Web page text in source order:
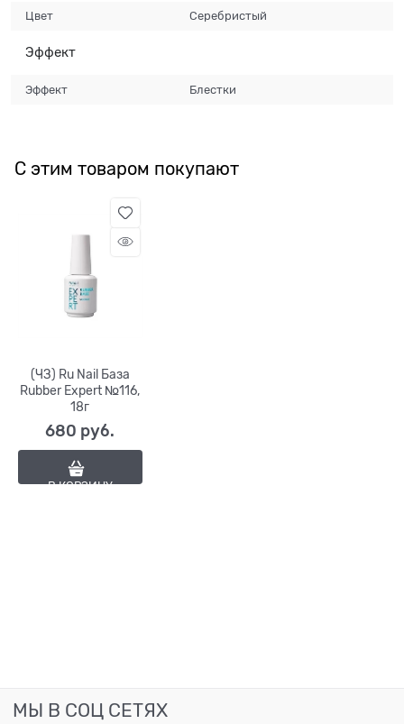
Цвет Серебристый
Эффект
Эффект Блестки
С этим товаром покупают
(ЧЗ) Ru Nail База
Rubber Expert №116,
18г
680 руб.
В КОРЗИНУ
МЫ В СОЦ СЕТЯХ